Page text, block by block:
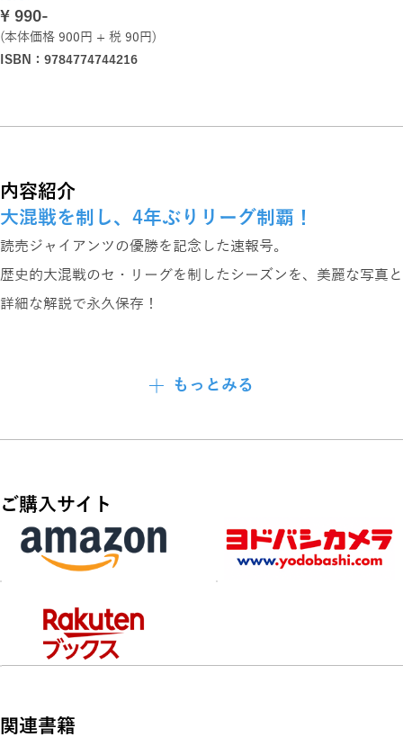
\ 990-
(本体価格 900円 + 税 90円)
ISBN：9784774744216
内容紹介
大混戦を制し、4年ぶりリーグ制覇！
読売ジャイアンツの優勝を記念した速報号。
歴史的大混戦のセ・リーグを制したシーズンを、美麗な写真と
詳細な解説で永久保存！
・最強のV戦士たち
阿部慎之助監督
菅野智之 戸郷翔征 山﨑伊織
アルベルト・バルドナード 高梨雄平
井上温大 西舘勇陽 高橋礼
岡本和真 吉川尚輝 坂本勇人
もっとみる
ご購入サイト
関連書籍